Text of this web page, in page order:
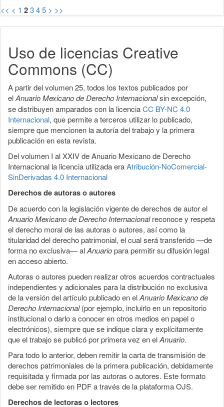
<< < 1 2345 > >>
Uso de licencias Creative
Commons (CC)
A partir del volumen 25, todos los textos publicados por
elAnuario Mexicano de Derecho Internacionalsin excepción,
se distribuyen amparados con la licenciaCC BY-NC 4.0
Internacional, que permite a terceros utilizar lo publicado,
siempre que mencionen la autoría del trabajo y la primera
publicación en esta revista.
Del volumen I al XXIV de Anuario Mexicano de Derecho
Internacional la licencia utilizada eraAtribución-NoComercial-
SinDerivadas 4.0 Internacional
Derechos de autoras o autores
De acuerdo con la legislación vigente de derechos de autor el
Anuario Mexicano de Derecho Internacionalreconoce y respeta
el derecho moral de las autoras o autores, así como la
titularidad del derecho patrimonial, el cual será transferido —de
forma no exclusiva— alAnuariopara permitir su difusión legal
en acceso abierto.
Autoras o autores pueden realizar otros acuerdos contractuales
independientes y adicionales para la distribución no exclusiva
de la versión del artículo publicado en elAnuario Mexicano de
Derecho Internacional(por ejemplo, incluirlo en un repositorio
institucional o darlo a conocer en otros medios en papel o
electrónicos), siempre que se indique clara y explícitamente
que el trabajo se publicó por primera vez en elAnuario.
Para todo lo anterior, deben remitir la carta de transmisión de
derechos patrimoniales de la primera publicación, debidamente
requisitada y firmada por las autoras o autores. Este formato
debe ser remitido en PDF a través de la plataforma OJS.
Derechos de lectoras o lectores